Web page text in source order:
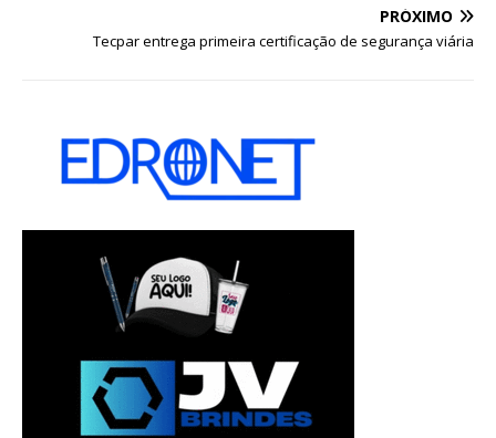
PRÓXIMO
Tecpar entrega primeira certificação de segurança viária